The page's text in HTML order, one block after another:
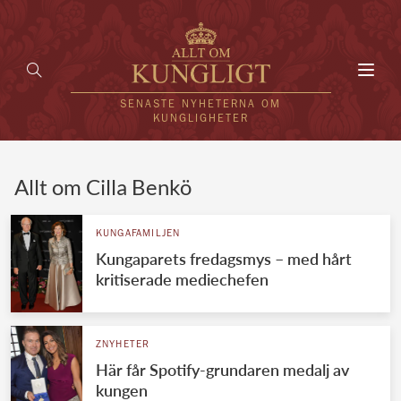
SENASTE NYHETERNA OM
KUNGLIGHETER
UTLÄNDSKT
VÄRLDENS KUNGAHUS
Svenska kungahuset
Brittiska kungahuset
REDAKTION
Allt om Cilla Benkö
KUNGAFAMILJEN
Kungaparets fredagsmys – med hårt
kritiserade mediechefen
ZNYHETER
Här får Spotify-grundaren medalj av
kungen